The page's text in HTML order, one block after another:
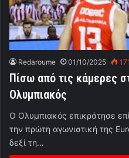
Redaroume 01/10/2025 171
Πίσω από τις κάμερες
Ολυμπιακός
Ο Ολυμπιακός επικράτησε
την πρώτη αγωνιστική της
δεξί τη…